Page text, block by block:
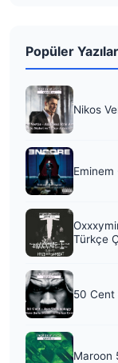
Popüler Yazılar
Nikos
Türkçe
50 Cent
Maroon